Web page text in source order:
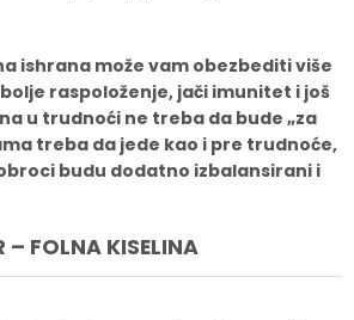
ishrana može vam obezbediti više
raspoloženje, jači imunitet i još
u trudnoći ne treba da bude „za
treba da jede kao i pre trudnoće,
budu dodatno izbalansirani i
– FOLNA KISELINA